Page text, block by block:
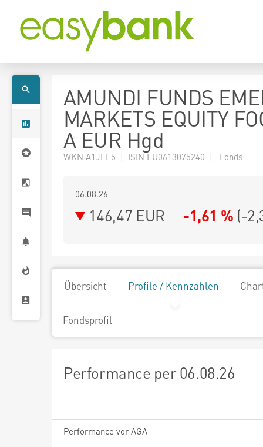
AMUNDI FUNDS
MARKETS EQUITY
A EUR Hgd
WKN A1JEE5 | ISIN LU0613075240 | Fonds
06.08.26
146,47 EUR -1,61 % (-
Übersicht Profile / Kennzahlen
Fondsprofil
Performance per 06.08.26
Performance vor AGA